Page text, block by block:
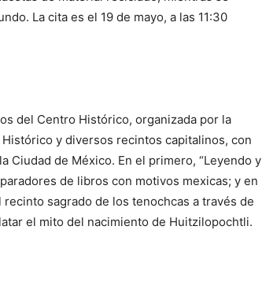
La cita es el 19 de mayo, a las 11:30
del Centro Histórico, organizada por la
y diversos recintos capitalinos, con
Ciudad de México. En el primero, “Leyendo y
de libros con motivos mexicas; y en
sagrado de los tenochcas a través de
el mito del nacimiento de Huitzilopochtli.